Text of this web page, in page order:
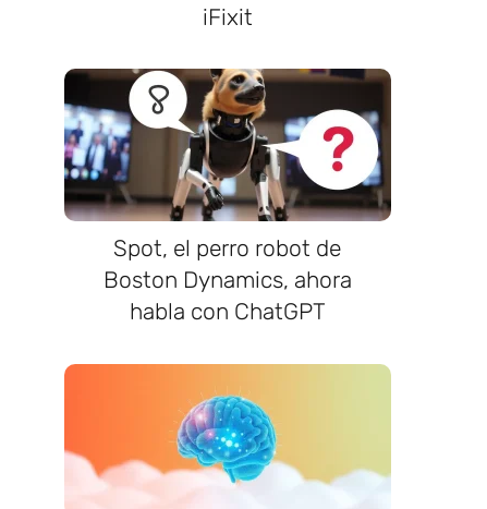
iFixit
Spot, el perro robot de
Boston Dynamics, ahora
habla con ChatGPT